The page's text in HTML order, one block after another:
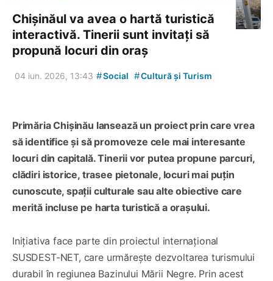
Chișinăul va avea o hartă turistică
interactivă. Tinerii sunt invitați să
propună locuri din oraș
04 iun. 2026, 13:43 #Social #Cultură și Turism
Primăria Chișinău lansează un proiect prin care vrea
să identifice și să promoveze cele mai interesante
locuri din capitală. Tinerii vor putea propune parcuri,
clădiri istorice, trasee pietonale, locuri mai puțin
cunoscute, spații culturale sau alte obiective care
merită incluse pe harta turistică a orașului.
Inițiativa face parte din proiectul internațional
SUSDEST-NET, care urmărește dezvoltarea turismului
durabil în regiunea Bazinului Mării Negre. Prin acest